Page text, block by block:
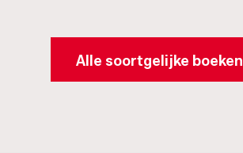
Alle soortgelijke boeken